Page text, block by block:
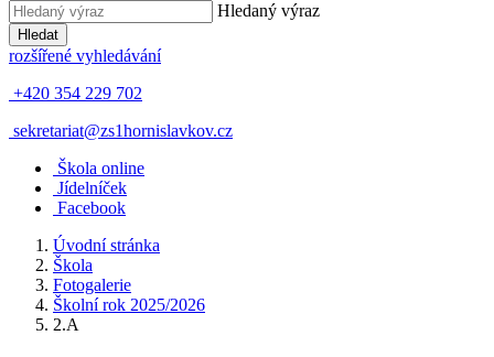
Hledaný výraz
Hledat
rozšířené vyhledávání
+420 354 229 702
sekretariat@zs1hornislavkov.cz
Škola online
Jídelníček
Facebook
Úvodní stránka
Škola
Fotogalerie
Školní rok 2025/2026
2.A